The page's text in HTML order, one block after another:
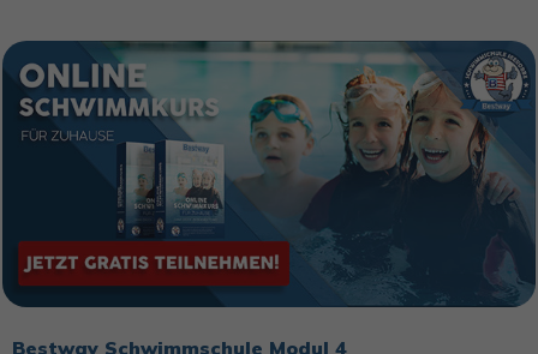
Bestway Schwimmschule Modul 4